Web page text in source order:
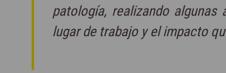
patología, realizando
lugar de trabajo y el impacto